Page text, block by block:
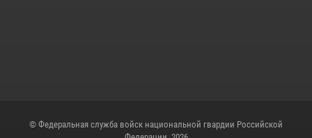
© Федеральная служба войск национальной гвардии Российской